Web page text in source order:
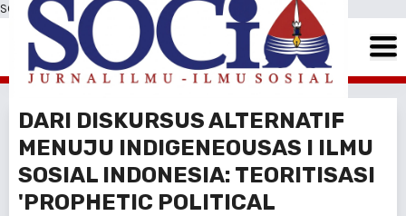
SOCIA: Jurnal Ilmu-Ilmu Sosial
DARI DISKURSUS ALTERNATIF
MENUJU INDIGENEOUSAS I ILMU
SOSIAL INDONESIA: TEORITISASI
'PROPHETIC POLITICAL